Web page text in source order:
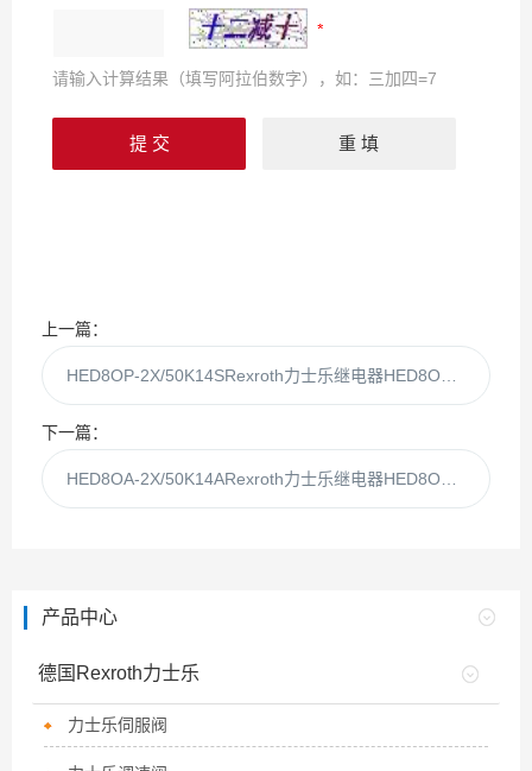
请输入计算结果（填写阿拉伯数字），如：三加四=7
上一篇：
下一篇：
产品中心
德国Rexroth力士乐
力士乐伺服阀